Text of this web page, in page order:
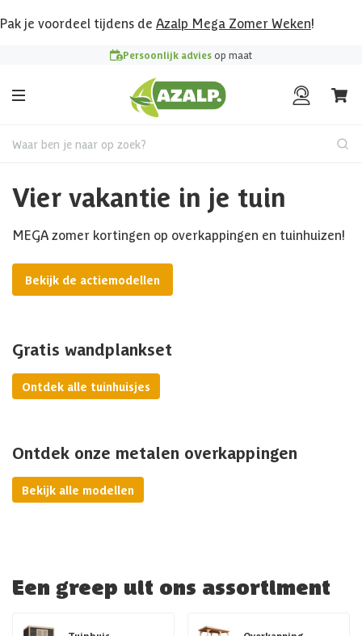
Pak je voordeel tijdens de Azalp Mega Zomer Weken!
Waar ben je naar op zoek?
Vier vakantie in je tuin
MEGA zomer kortingen op overkappingen en tuinhuizen!
Bekijk de actiemodellen
Gratis wandplankset
Ontdek alle tuinhuisjes
Ontdek onze metalen overkappingen
Bekijk alle modellen
Een greep uit ons assortiment